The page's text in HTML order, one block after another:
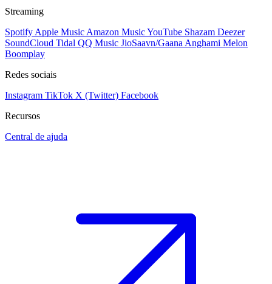
Streaming
Spotify Apple Music Amazon MusicYouTube Shazam Deezer
SoundCloud Tidal QQ Music JioSaavn/Gaana Anghami Melon
Boomplay
Redes sociais
Instagram TikTok X (Twitter) Facebook
Recursos
Central de ajuda